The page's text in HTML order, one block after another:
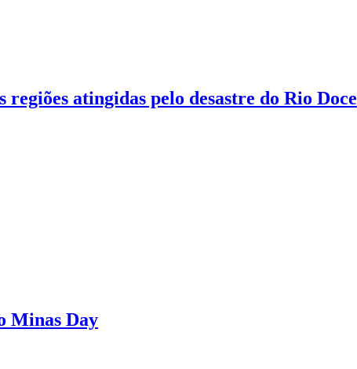
atingidas pelo desastre do Rio Doce
Minas Day